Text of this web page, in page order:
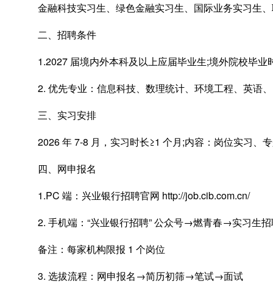
金融科技实习生、绿色金融实习生、国际业务实习生
二、招聘条件
1.2027 届境内外本科及以上应届毕业生;境外院校毕业
2. 优先专业：信息科技、数理统计、环境工程、英语
三、实习安排
2026 年 7-8 月，实习时长≥1 个月;内容：岗位实习、
四、网申报名
1.PC 端：兴业银行招聘官网 http://job.cib.com.cn/
2. 手机端：“兴业银行招聘” 公众号→燃青春→实习生
备注：每家机构限报 1 个岗位
3. 选拔流程：网申报名→简历初筛→笔试→面试